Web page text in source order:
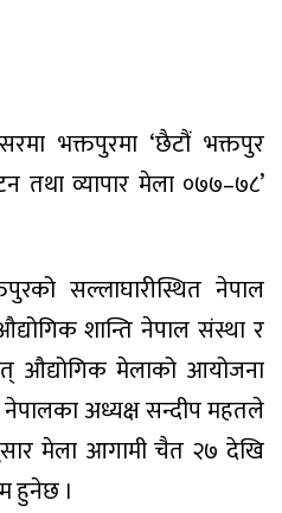
भक्तपुरमा ‘छैटौं भक्तपुर
तथा व्यापार मेला ०७७–७८’
सल्लाघारीस्थित नेपाल
शान्ति नेपाल संस्था र
औद्योगिक मेलाको आयोजना
नेपालका अध्यक्ष सन्दीप महतले
मेला आगामी चैत २७ देखि
हुनेछ ।